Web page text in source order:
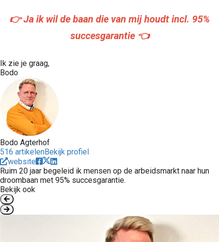
👉 Ja ik wil de baan die van mij houdt incl. 95%
succesgarantie 👈
Ik zie je graag,
Bodo
Bodo Agterhof
516 artikelenBekijk profiel
website
Ruim 20 jaar begeleid ik mensen op de arbeidsmarkt naar hun
droombaan met 95% succesgarantie.
Bekijk ook